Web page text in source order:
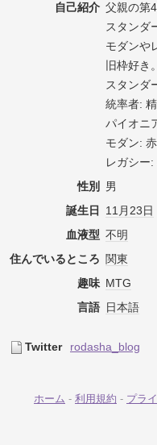
自己紹介 父親の第
スタンダ
モダンや
旧枠好き。
スタンダ
統率者:
パイオニ
モダン:
レガシー:
性別
男
誕生日
11月23日
血液型 不明
住んでいるところ 関東
趣味 MTG
言語 日本語
Twitter rodasha_blog
ホーム - 利用規約 - プラ